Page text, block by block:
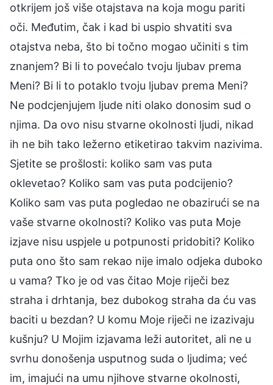
otkrijem još više otajstava na koja mogu pariti
oči. Međutim, čak i kad bi uspio shvatiti sva
otajstva neba, što bi točno mogao učiniti s tim
znanjem? Bi li to povećalo tvoju ljubav prema
Meni? Bi li to potaklo tvoju ljubav prema Meni?
Ne podcjenjujem ljude niti olako donosim sud o
njima. Da ovo nisu stvarne okolnosti ljudi, nikad
ih ne bih tako ležerno etiketirao takvim nazivima.
Sjetite se prošlosti: koliko sam vas puta
oklevetao? Koliko sam vas puta podcijenio?
Koliko sam vas puta pogledao ne obazirući se na
vaše stvarne okolnosti? Koliko vas puta Moje
izjave nisu uspjele u potpunosti pridobiti? Koliko
puta ono što sam rekao nije imalo odjeka duboko
u vama? Tko je od vas čitao Moje riječi bez
straha i drhtanja, bez dubokog straha da ću vas
baciti u bezdan? U komu Moje riječi ne izazivaju
kušnju? U Mojim izjavama leži autoritet, ali ne u
svrhu donošenja usputnog suda o ljudima; već
im, imajući na umu njihove stvarne okolnosti,